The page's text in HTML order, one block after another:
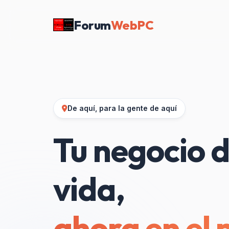
ForumWebPC
De aquí, para la gente de aquí
Tu negocio
vida,